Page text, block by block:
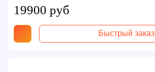
19900 руб
Быстрый заказ